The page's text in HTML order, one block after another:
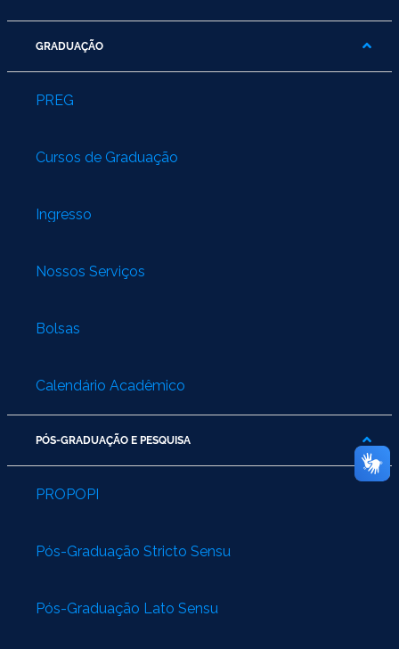
GRADUAÇÃO
PREG
Cursos de Graduação
Ingresso
Nossos Serviços
Bolsas
Calendário Acadêmico
PÓS-GRADUAÇÃO E PESQUISA
PROPOPI
Pós-Graduação Stricto Sensu
Pós-Graduação Lato Sensu